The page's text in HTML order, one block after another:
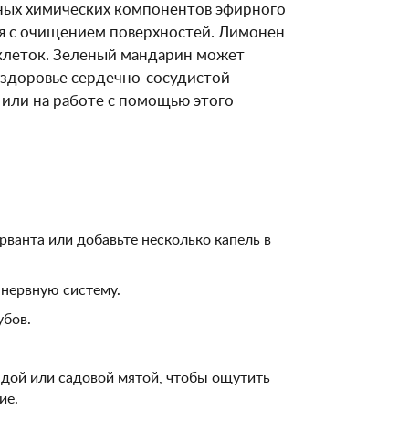
химических компонентов эфирного
с очищением поверхностей. Лимонен
Зеленый мандарин может
сердечно-сосудистой
на работе с помощью этого
или добавьте несколько капель в
систему.
или садовой мятой, чтобы ощутить